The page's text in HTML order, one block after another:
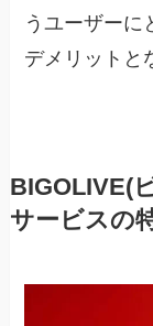
うユーザーに
デメリットと
BIGOLIVE(
サービスの